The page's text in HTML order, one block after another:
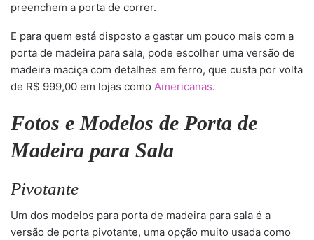
preenchem a porta de correr.
E para quem está disposto a gastar um pouco mais com a
porta de madeira para sala, pode escolher uma versão de
madeira maciça com detalhes em ferro, que custa por volta
de R$ 999,00 em lojas como Americanas.
Fotos e Modelos de Porta de
Madeira para Sala
Pivotante
Um dos modelos para porta de madeira para sala é a
versão de porta pivotante, uma opção muito usada como